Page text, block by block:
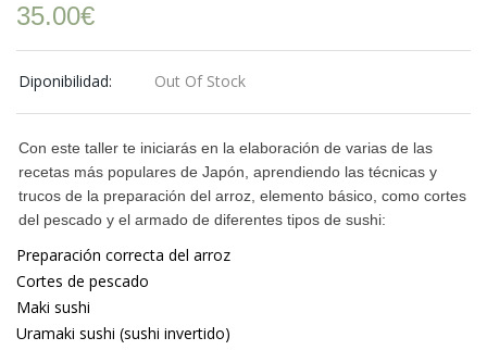
35.00€
Diponibilidad: Out Of Stock
Con este taller te iniciarás en la elaboración de varias de las
recetas más populares de Japón, aprendiendo las técnicas y
trucos de la preparación del arroz, elemento básico, como cortes
del pescado y el armado de diferentes tipos de sushi:
Preparación correcta del arroz
Cortes de pescado
Maki sushi
Uramaki sushi (sushi invertido)